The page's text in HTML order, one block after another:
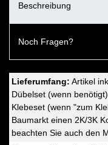
Beschreibung
Noch Fragen?
Lieferumfang: Artikel
Dübelset (wenn
Klebeset (wenn "zum
Baumarkt einen 2K/3K
beachten Sie auch den